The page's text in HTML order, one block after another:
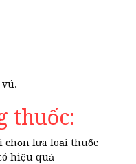
vú.
thuốc:
chọn lựa loại thuốc
hiệu quả